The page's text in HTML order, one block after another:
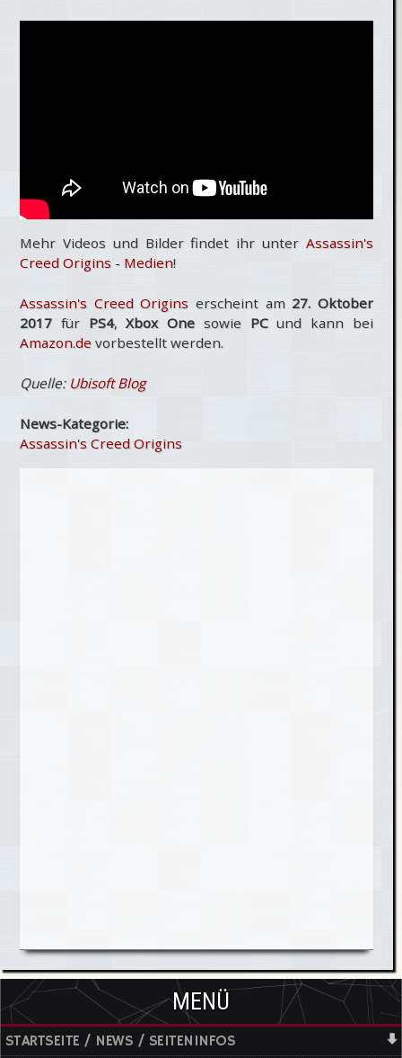
Mehr Videos und Bilder findet ihr unter Assassin's
Creed Origins - Medien!
Assassin's Creed Origins erscheint am 27. Oktober
2017für PS4,Xbox Onesowie PCund kann bei
Amazon.de vorbestellt werden.
Quelle: Ubisoft Blog
News-Kategorie:
Assassin's Creed Origins
MENÜ
STARTSEITE / NEWS / SEITENINFOS